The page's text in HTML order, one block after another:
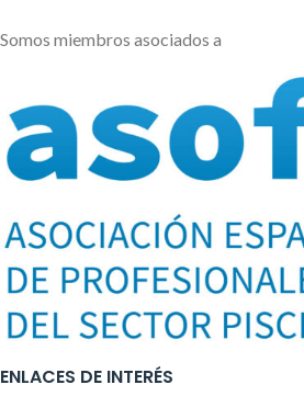
Somos miembros asociados a
ENLACES DE INTERÉS